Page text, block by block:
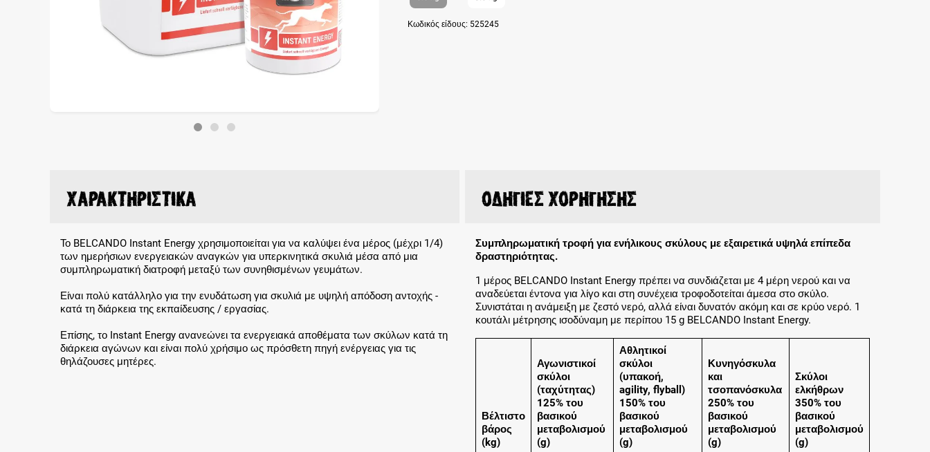
Κωδικός είδους: 525245
Χαρακτηριστικά
Το BELCANDO Instant Energy χρησιμοποιείται για να καλύψει ένα μέρος (μέχρι 1/4)
των ημερήσιων ενεργειακών αναγκών για υπερκινητικά σκυλιά μέσα από μια
συμπληρωματική διατροφή μεταξύ των συνηθισμένων γευμάτων.
Είναι πολύ κατάλληλο για την ενυδάτωση για σκυλιά με υψηλή απόδοση αντοχής -
κατά τη διάρκεια της εκπαίδευσης / εργασίας.
Επίσης, το Instant Energy ανανεώνει τα ενεργειακά αποθέματα των σκύλων κατά τη
διάρκεια αγώνων και είναι πολύ χρήσιμο ως πρόσθετη πηγή ενέργειας για τις
θηλάζουσες μητέρες.
Οδηγίες χορήγησης
Συμπληρωματική τροφή για ενήλικους σκύλους με εξαιρετικά υψηλά επίπεδα
δραστηριότητας.
1 μέρος BELCANDO Instant Energy πρέπει να συνδιάζεται με 4 μέρη νερού και να
αναδεύεται έντονα για λίγο και στη συνέχεια τροφοδοτείται άμεσα στο σκύλο.
Συνιστάται η ανάμειξη με ζεστό νερό, αλλά είναι δυνατόν ακόμη και σε κρύο νερό. 1
κουτάλι μέτρησης ισοδύναμη με περίπου 15 g BELCANDO Instant Energy.
Βέλτιστο
βάρος
(kg)
Αγωνιστικοί
σκύλοι
(ταχύτητας)
125% του
βασικού
μεταβολισμού
(g)
Αθλητικοί
σκύλοι
(υπακοή,
agility, flyball)
150% του
βασικού
μεταβολισμού
(g)
Κυνηγόσκυλα
και
τσοπανόσκυλα
250% του
βασικού
μεταβολισμού
(g)
Σκύλοι
ελκήθρων
350% του
βασικού
μεταβολισμού
(g)